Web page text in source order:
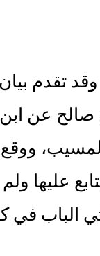
تقدم
عن
عليها
الباب في